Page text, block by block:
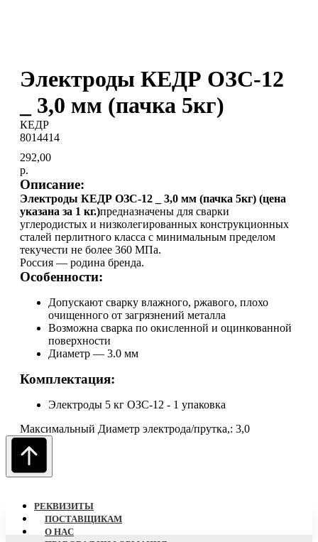
Электроды КЕДР ОЗС-12
_ 3,0 мм (пачка 5кг)
КЕДР
8014414
292,00
р.
Описание:
Электроды КЕДР ОЗС-12 _ 3,0 мм (пачка 5кг) (цена
указана за 1 кг.)предназначены для сварки
углеродистых и низколегированных конструкционных
сталей перлитного класса с минимальным пределом
текучести не более 360 МПа.
Россия — родина бренда.
Особенности:
Допускают сварку влажного, ржавого, плохо
очищенного от загрязнений металла
Возможна сварка по окисленной и оцинкованной
поверхности
Диаметр — 3.0 мм
Комплектация:
Электроды 5 кг ОЗС-12 - 1 упаковка
Максимальный Диаметр электрода/прутка,: 3,0
РЕКВИЗИТЫ
ПОСТАВЩИКАМ
О НАC